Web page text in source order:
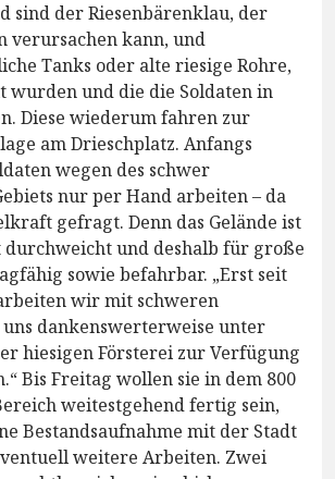
sind der Riesenbärenklau, der
verursachen kann, und
Tanks oder alte riesige Rohre,
wurden und die die Soldaten in
Diese wiederum fahren zur
am Drieschplatz. Anfangs
wegen des schwer
nur per Hand arbeiten – da
gefragt. Denn das Gelände ist
und deshalb für große
sowie befahrbar. „Erst seit
wir mit schweren
uns dankenswerterweise unter
hiesigen Försterei zur Verfügung
Bis Freitag wollen sie in dem 800
weitestgehend fertig sein,
Bestandsaufnahme mit der Stadt
weitere Arbeiten. Zwei